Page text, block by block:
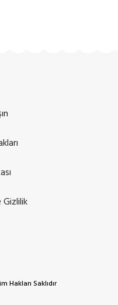
Gizlilik
Hakları Saklıdır